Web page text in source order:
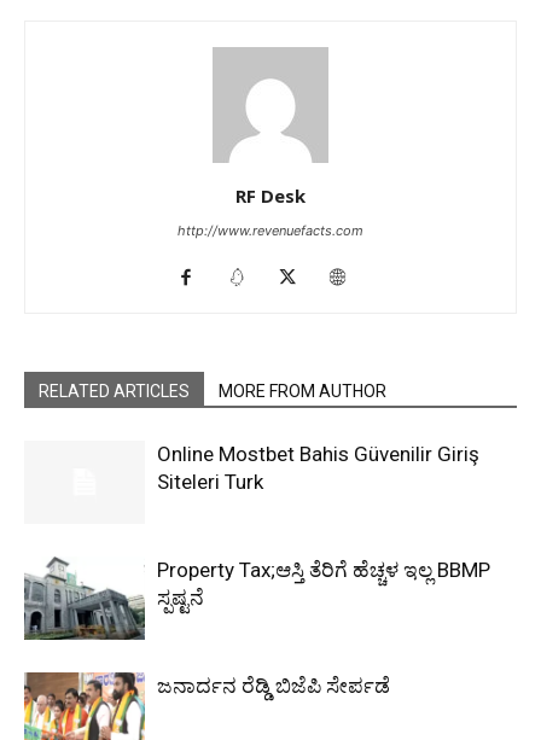
RF Desk
http://www.revenuefacts.com
RELATED ARTICLES MORE FROM AUTHOR
Online Mostbet Bahis Güvenilir Giriş
Siteleri Turk
Property Tax;ಆಸ್ತಿ ತೆರಿಗೆ ಹೆಚ್ಚಳ ಇಲ್ಲ BBMP
ಸ್ಪಷ್ಟನೆ
ಜನಾರ್ದನ ರೆಡ್ಡಿ ಬಿಜೆಪಿ ಸೇರ್ಪಡೆ